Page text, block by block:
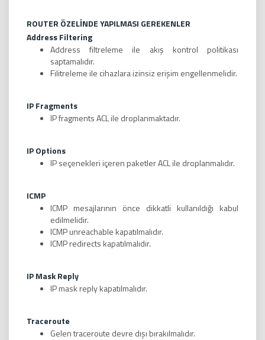
ROUTER ÖZELİNDE YAPILMASI GEREKENLER
Address Filtering
Address filtreleme ile akış kontrol politikası
saptamalıdır.
Filitreleme ile cihazlara izinsiz erişim engellenmelidir.
IP Fragments
IP fragments ACL ile droplanmaktadır.
IP Options
IP seçenekleri içeren paketler ACL ile droplanmalıdır.
ICMP
ICMP mesajlarının önce dikkatli kullanıldığı kabul
edilmelidir.
ICMP unreachable kapatılmalıdır.
ICMP redirects kapatılmalıdır.
IP Mask Reply
IP mask reply kapatılmalıdır.
Traceroute
Gelen traceroute devre dışı bırakılmalıdır.